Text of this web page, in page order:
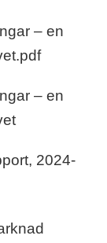
– en
– en
2024-